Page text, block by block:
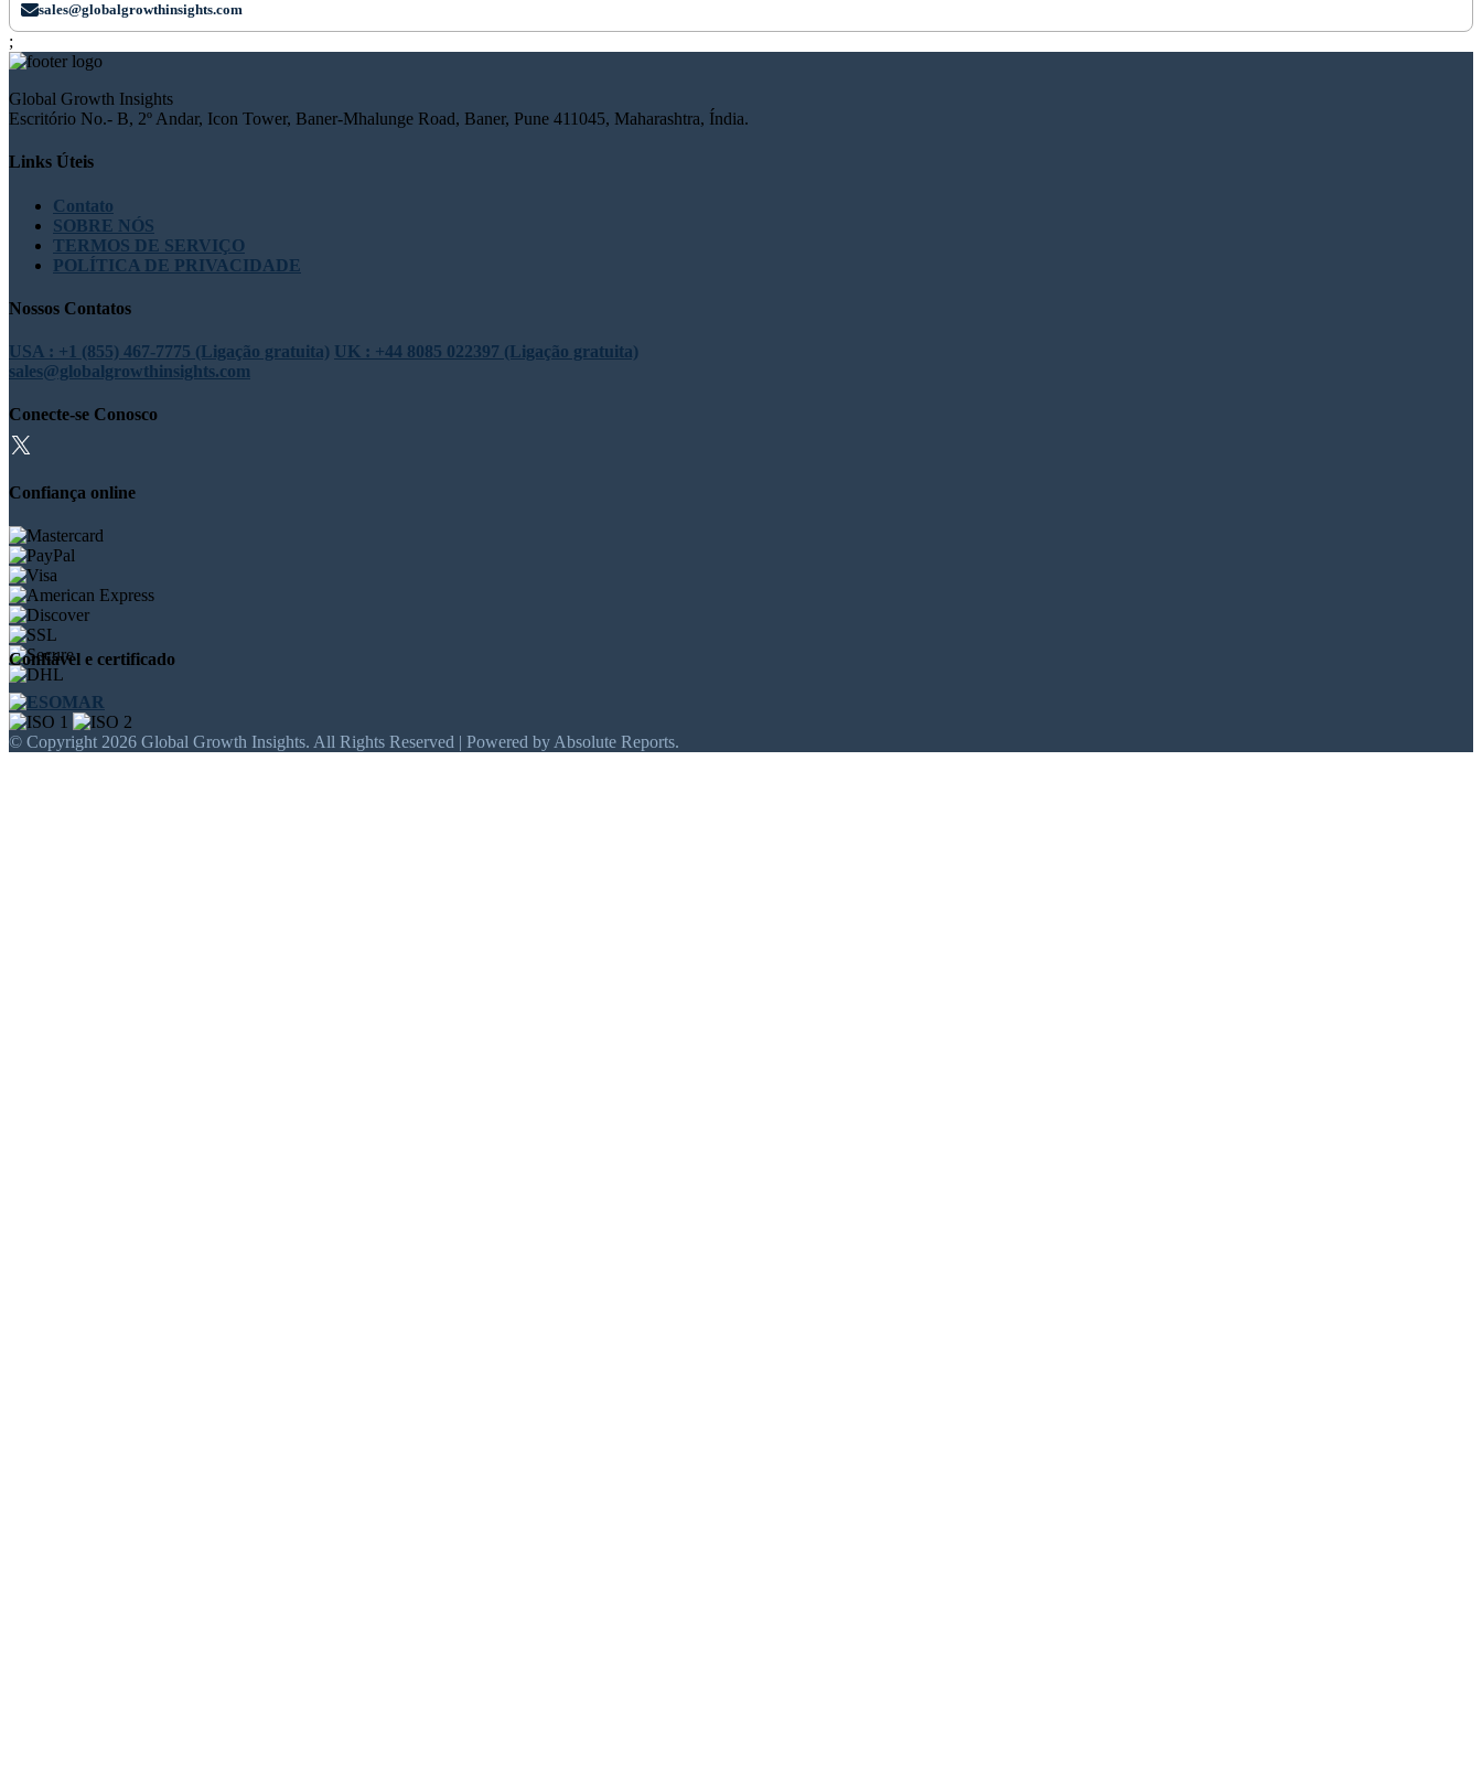
sales@globalgrowthinsights.com
;
Global Growth Insights
Escritório No.- B, 2º Andar, Icon Tower, Baner-Mhalunge Road, Baner, Pune 411045, Maharashtra, Índia.
Links Úteis
Contato
SOBRE NÓS
TERMOS DE SERVIÇO
POLÍTICA DE PRIVACIDADE
Nossos Contatos
USA : +1 (855) 467-7775 (Ligação gratuita) UK : +44 8085 022397 (Ligação gratuita)
sales@globalgrowthinsights.com
Conecte-se Conosco
Confiança online
Confiável e certificado
© Copyright 2026 Global Growth Insights. All Rights Reserved | Powered by Absolute Reports.